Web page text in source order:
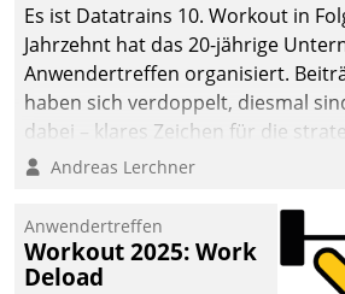
Es ist Datatrains 10. Workout in
Jahrzehnt hat das 20-jährige
Anwendertreffen organisiert.
haben sich verdoppelt, diesmal
dabei – klares Zeichen für die
Fokussierung auf den Kunden.
Andreas Lerchner
Anwendertreffen
Workout 2025: Work
Deload